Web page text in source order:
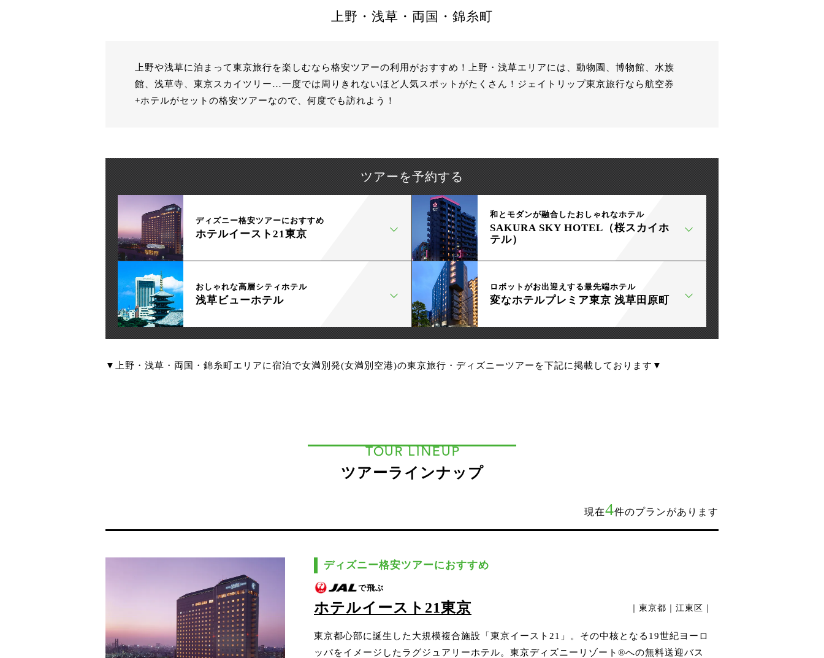
上野・浅草・両国・錦糸町
上野や浅草に泊まって東京旅行を楽しむなら格安ツアーの利用がおすすめ！上野・浅草エリアには、動物園、博物館、水族
館、浅草寺、東京スカイツリー…一度では周りきれないほど人気スポットがたくさん！ジェイトリップ東京旅行なら航空券
+ホテルがセットの格安ツアーなので、何度でも訪れよう！
ツアーを予約する
ディズニー格安ツアーにおすすめ
ホテルイースト21東京
和とモダンが融合したおしゃれなホテル
SAKURA SKY HOTEL（桜スカイホ
テル）
おしゃれな高層シティホテル
浅草ビューホテル
ロボットがお出迎えする最先端ホテル
変なホテルプレミア東京 浅草田原町
▼上野・浅草・両国・錦糸町エリアに宿泊で女満別発(女満別空港)の東京旅行・ディズニーツアーを下記に掲載しております▼
TOUR LINEUP
ツアーラインナップ
現在4件のプランがあります
ディズニー格安ツアーにおすすめ
で飛ぶ
ホテルイースト21東京 ｜東京都｜江東区｜
東京都心部に誕生した大規模複合施設「東京イースト21」。その中核となる19世紀ヨーロ
ッパをイメージしたラグジュアリーホテル。東京ディズニーリゾート®への無料送迎バス